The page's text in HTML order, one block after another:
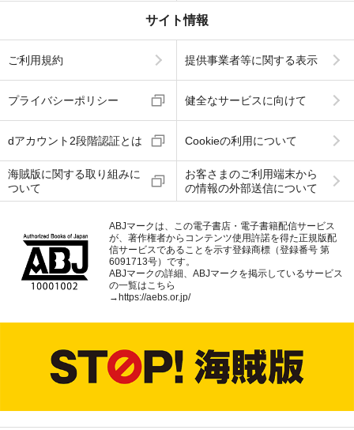
サイト情報
ご利用規約 提供事業者等に関する表示
プライバシーポリシー 健全なサービスに向けて
dアカウント2段階認証とは Cookieの利用について
海賊版に関する取り組みに
ついて
お客さまのご利用端末から
の情報の外部送信について
ABJマークは、この電子書店・電子書籍配信サービス
が、著作権者からコンテンツ使用許諾を得た正規版配
信サービスであることを示す登録商標（登録番号 第
6091713号）です。
ABJマークの詳細、ABJマークを掲示しているサービス
の一覧はこちら
→https://aebs.or.jp/